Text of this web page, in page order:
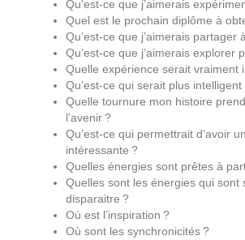
Qu’est-ce que j’aimerais
Quel est le prochain diplôme à
Qu’est-ce que j’aimerais partager
Qu’est-ce que j’aimerais explorer
Quelle expérience serait vraiment
Qu’est-ce qui serait plus
Quelle tournure mon histoire
l’avenir ?
Qu’est-ce qui permettrait d’avoir
intéressante ?
Quelles énergies sont prêtes à
Quelles sont les énergies qui sont
disparaitre ?
Où est l’inspiration ?
Où sont les synchronicités ?